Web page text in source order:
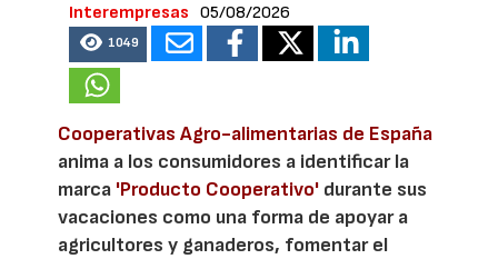
Interempresas
05/08/2026
1049
Cooperativas Agro-alimentarias de España
anima a los consumidores a identificar la
marca 'Producto Cooperativo' durante sus
vacaciones como una forma de apoyar a
agricultores y ganaderos, fomentar el